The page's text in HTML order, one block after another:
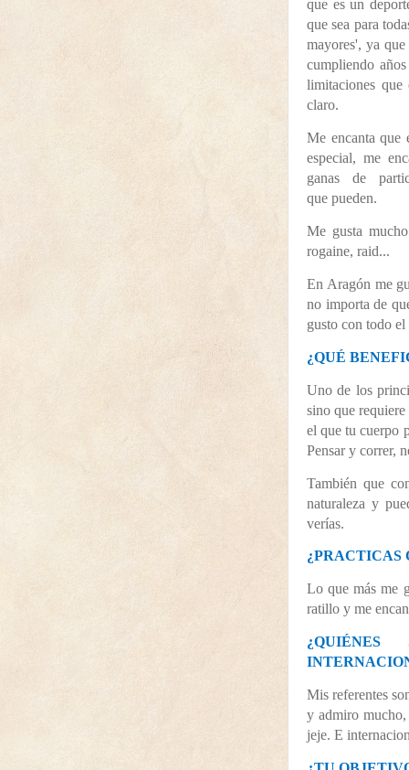
que es un
que sea para
mayores', ya
cumpliendo
limitaciones
claro.
Me encanta que
especial, me
ganas de
que pueden.
Me gusta
rogaine, raid...
En Aragón me
no importa de
gusto con todo
¿QUÉ
Uno de los
sino que
el que tu cuerpo
Pensar y correr,
También que
naturaleza y
verías.
¿PRACTICAS
Lo que más me
ratillo y me
Mis referentes
y admiro
jeje. E